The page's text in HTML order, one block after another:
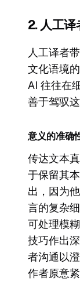
2. 人工译
人工译者
文化语境
AI 往往在
善于驾驭这
意义的准确
传达文本
于保留其
出，因为
言的复杂
可处理模
技巧作出
者沟通以
作者原意紧